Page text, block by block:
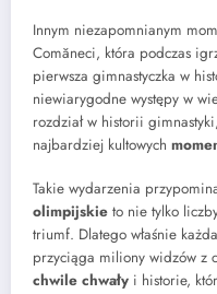
Innym niezapomnianym
Comăneci, która podczas
pierwsza gimnastyczka w
niewiarygodne występy w
rozdział w historii
najbardziej kultowych
Takie wydarzenia
olimpijskie to nie tylko
triumf. Dlatego właśnie
przyciąga miliony widzów z
chwile chwały i historie,